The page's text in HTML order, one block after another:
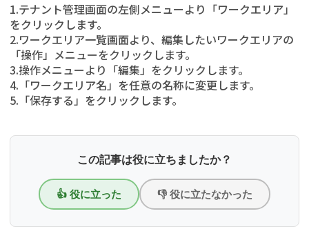
1.テナント管理画面の左側メニューより「ワークエリア」
をクリックします。
2.ワークエリア一覧画面より、編集したいワークエリアの
「操作」メニューをクリックします。
3.操作メニューより「編集」をクリックします。
4.「ワークエリア名」を任意の名称に変更します。
5.「保存する」をクリックします。
この記事は役に立ちましたか？
👍 役に立った 👎 役に立たなかった